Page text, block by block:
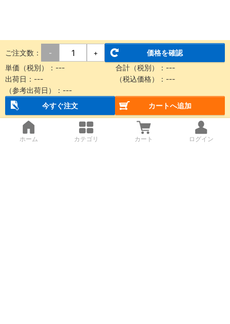
ご注文数： - +
価格を確認
単価（税別）： --- 合計（税別）： ---
出荷日： --- （税込価格）： ---
（参考出荷日）： ---
今すぐ注文
カートへ追加
ホーム カテゴリ カート ログイン